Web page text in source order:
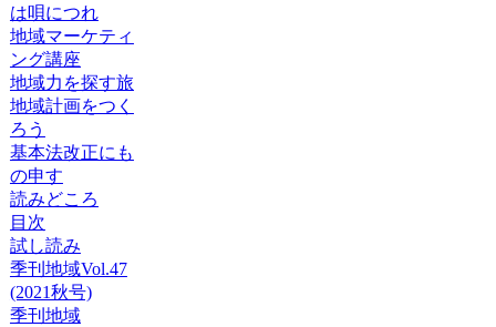
は唄につれ
地域マーケティ
ング講座
地域力を探す旅
地域計画をつく
ろう
基本法改正にも
の申す
読みどころ
目次
試し読み
季刊地域Vol.47
(2021秋号)
季刊地域